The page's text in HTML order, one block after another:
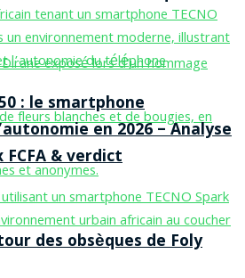
des obsèques de Foly
: le smartphone
en 2026 – Analyse
& verdict